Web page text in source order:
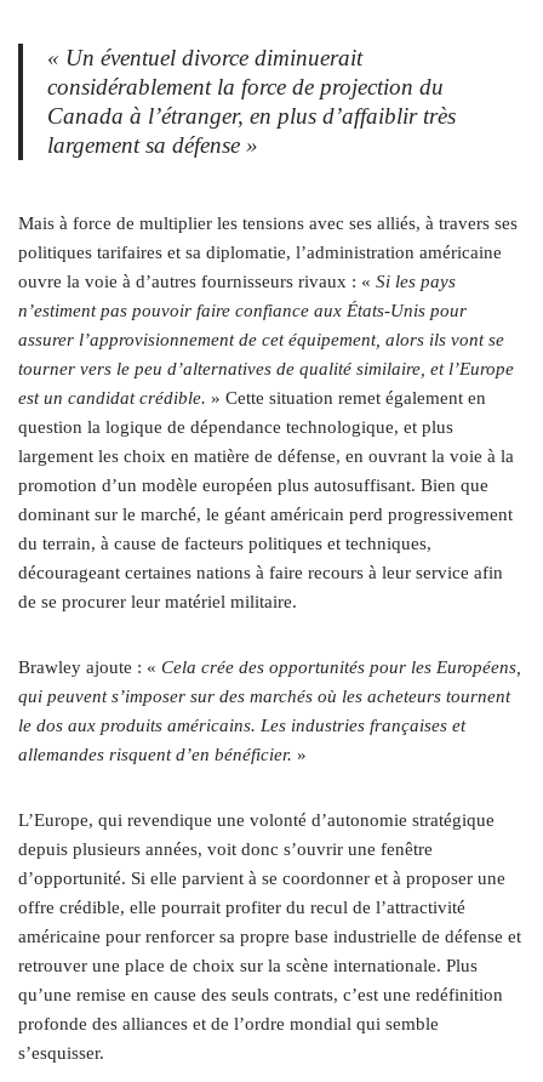
« Un éventuel divorce diminuerait
considérablement la force de projection du
Canada à l’étranger, en plus d’affaiblir très
largement sa défense »
Mais à force de multiplier les tensions avec ses alliés, à travers ses
politiques tarifaires et sa diplomatie, l’administration américaine
ouvre la voie à d’autres fournisseurs rivaux : « Si les pays
n’estiment pas pouvoir faire confiance aux États-Unis pour
assurer l’approvisionnement de cet équipement, alors ils vont se
tourner vers le peu d’alternatives de qualité similaire, et l’Europe
est un candidat crédible. » Cette situation remet également en
question la logique de dépendance technologique, et plus
largement les choix en matière de défense, en ouvrant la voie à la
promotion d’un modèle européen plus autosuffisant. Bien que
dominant sur le marché, le géant américain perd progressivement
du terrain, à cause de facteurs politiques et techniques,
décourageant certaines nations à faire recours à leur service afin
de se procurer leur matériel militaire.
Brawley ajoute : « Cela crée des opportunités pour les Européens,
qui peuvent s’imposer sur des marchés où les acheteurs tournent
le dos aux produits américains. Les industries françaises et
allemandes risquent d’en bénéficier. »
L’Europe, qui revendique une volonté d’autonomie stratégique
depuis plusieurs années, voit donc s’ouvrir une fenêtre
d’opportunité. Si elle parvient à se coordonner et à proposer une
offre crédible, elle pourrait profiter du recul de l’attractivité
américaine pour renforcer sa propre base industrielle de défense et
retrouver une place de choix sur la scène internationale. Plus
qu’une remise en cause des seuls contrats, c’est une redéfinition
profonde des alliances et de l’ordre mondial qui semble
s’esquisser.